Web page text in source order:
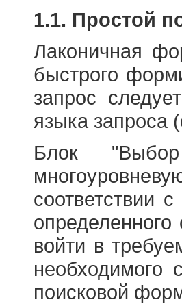
1.1. Простой
Лаконичная
быстрого
запрос
языка запроса
Блок "Выбор
соответствии
войти в
необходимого
поисковой